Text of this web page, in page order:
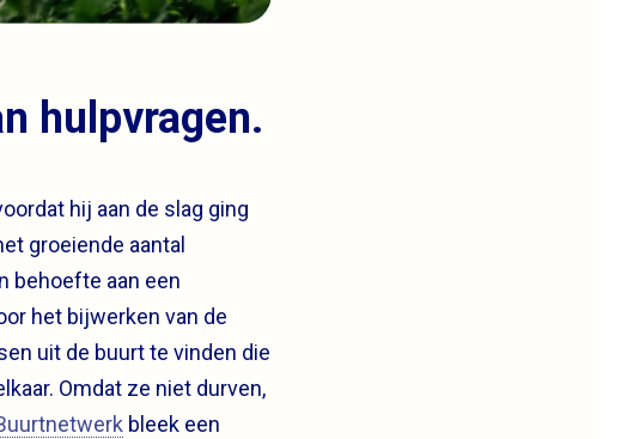
hulpvragen.
hij aan de slag ging
groeiende aantal
behoefte aan een
het bijwerken van de
uit de buurt te vinden die
Omdat ze niet durven,
bleek een